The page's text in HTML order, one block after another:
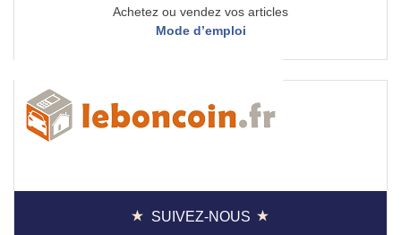
Achetez ou vendez vos articles
Mode d’emploi
SUIVEZ-NOUS